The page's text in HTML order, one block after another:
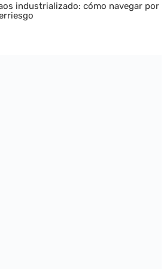
industrializado: cómo navegar por